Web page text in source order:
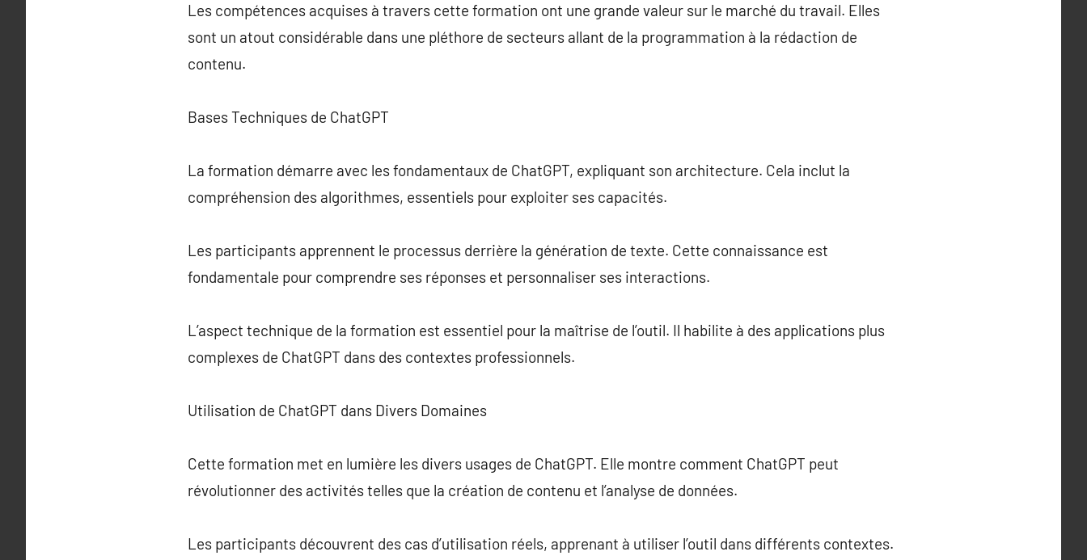
Les compétences acquises à travers cette formation ont une grande valeur sur le marché du travail. Elles
sont un atout considérable dans une pléthore de secteurs allant de la programmation à la rédaction de
contenu.
Bases Techniques de ChatGPT
La formation démarre avec les fondamentaux de ChatGPT, expliquant son architecture. Cela inclut la
compréhension des algorithmes, essentiels pour exploiter ses capacités.
Les participants apprennent le processus derrière la génération de texte. Cette connaissance est
fondamentale pour comprendre ses réponses et personnaliser ses interactions.
L’aspect technique de la formation est essentiel pour la maîtrise de l’outil. Il habilite à des applications plus
complexes de ChatGPT dans des contextes professionnels.
Utilisation de ChatGPT dans Divers Domaines
Cette formation met en lumière les divers usages de ChatGPT. Elle montre comment ChatGPT peut
révolutionner des activités telles que la création de contenu et l’analyse de données.
Les participants découvrent des cas d’utilisation réels, apprenant à utiliser l’outil dans différents contextes.